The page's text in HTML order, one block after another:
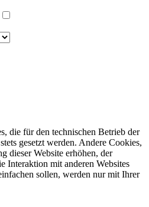
die für den technischen Betrieb der
gesetzt werden. Andere Cookies,
dieser Website erhöhen, der
Interaktion mit anderen Websites
sollen, werden nur mit Ihrer